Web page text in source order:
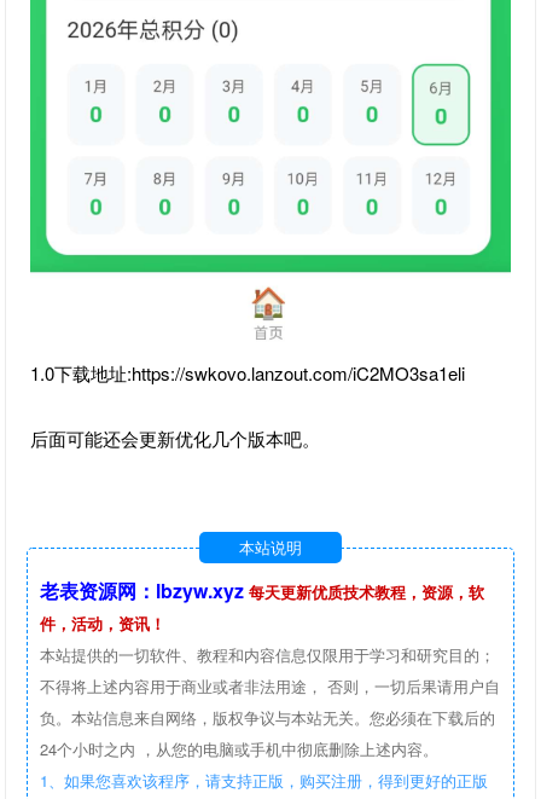
1.0下载地址:https://swkovo.lanzout.com/iC2MO3sa1eli
后面可能还会更新优化几个版本吧。
本站说明
老表资源网：lbzyw.xyz 每天更新优质技术教程，资源，软
件，活动，资讯！
本站提供的一切软件、教程和内容信息仅限用于学习和研究目的；
不得将上述内容用于商业或者非法用途， 否则，一切后果请用户自
负。本站信息来自网络，版权争议与本站无关。您必须在下载后的
24个小时之内 ，从您的电脑或手机中彻底删除上述内容。
1、如果您喜欢该程序，请支持正版，购买注册，得到更好的正版